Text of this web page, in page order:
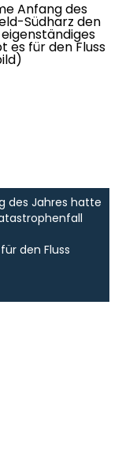
des Jahres hatte
den Fluss